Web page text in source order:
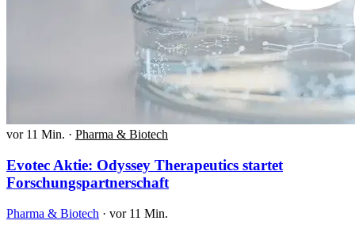
vor 11 Min. · Pharma & Biotech
Evotec Aktie: Odyssey Therapeutics startet
Forschungspartnerschaft
Pharma & Biotech · vor 11 Min.